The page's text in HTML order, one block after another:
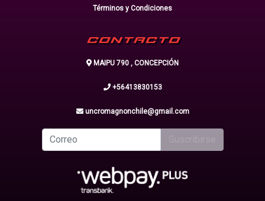
Términos y Condiciones
CONTACTO
MAIPU 790 , CONCEPCIÓN
+56413830153
uncromagnonchile@gmail.com